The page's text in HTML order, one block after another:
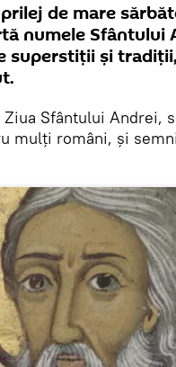
de mare
numele Sfântului
superstiții și
Ziua Sfântului Andrei,
mulți români, și